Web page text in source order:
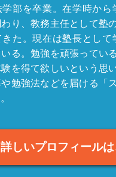
部を卒業。在学時から
り、教務主任として塾
きた。現在は塾長として
る。勉強を頑張ってい
を得て欲しいという思
勉強法などを届ける「
詳しいプロフィール